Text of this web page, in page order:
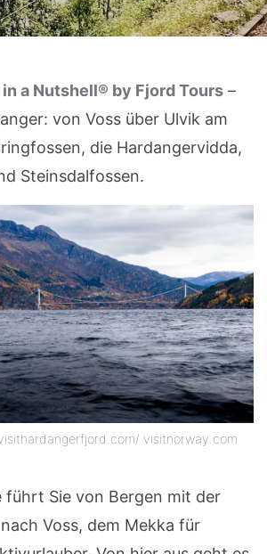
a Nutshell® by Fjord Tours –
von Voss über Ulvik am
die Hardangervidda,
Steinsdalfossen.
visitnorway.com
führt Sie von Bergen mit der
Voss, dem Mekka für